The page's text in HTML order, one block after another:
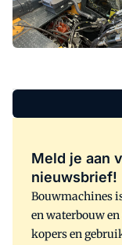
Meld je aan
nieuwsbrief!
Bouwmachines
en waterbouw
kopers en